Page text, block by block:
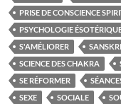
PRISE DE CONSCIENCE
PSYCHOLOGIE
S'AMÉLIORER
SCIENCE DES CHAKRA
SE RÉFORMER
SEXE
SOCIALE